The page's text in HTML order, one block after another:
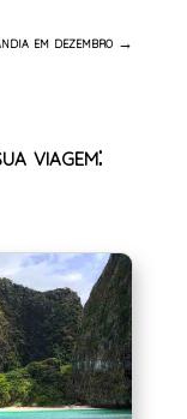
em dezembro→
viagem: